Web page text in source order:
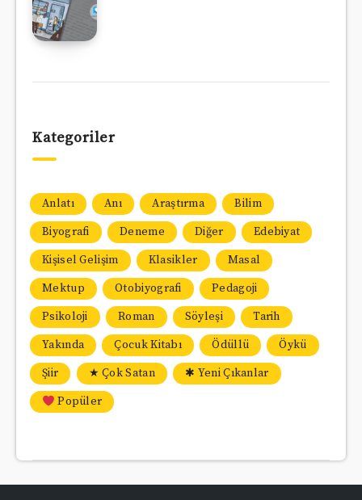
Kategoriler
Anlatı Anı Araştırma
Bilim
Biyografi
Deneme Diğer
Edebiyat
Kişisel Gelişim
Klasikler
Masal
Mektup
Otobiyografi
Pedagoji
Psikoloji
Roman Söyleşi
Tarih
Yakında
Çocuk Kitabı Ödüllü
Öykü
Şiir
★ Çok Satan
✱ Yeni Çıkanlar
Popüler